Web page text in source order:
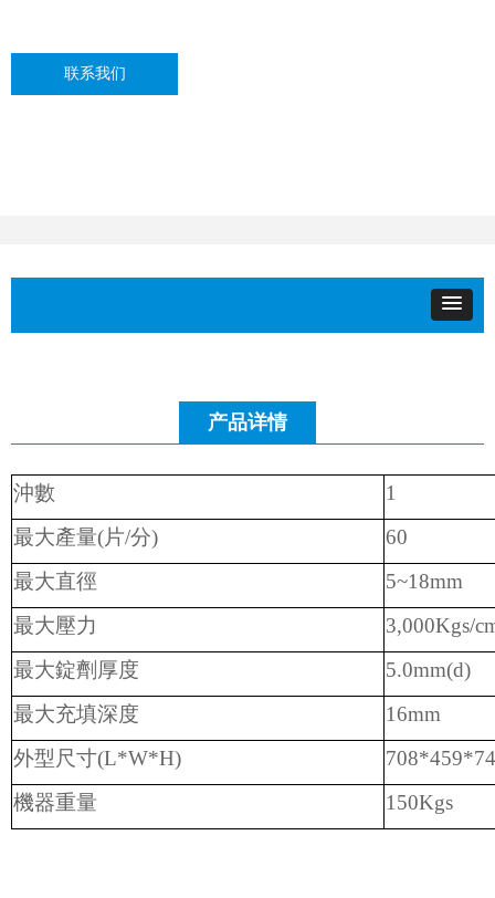
联系我们
产品详情
沖數
1
最大產量(片/分)
60
最大直徑
5~18mm
最大壓力
3,000Kgs/
最大錠劑厚度
5.0mm(d)
最大充填深度
16mm
外型尺寸(L*W*H)
機器重量
150Kgs